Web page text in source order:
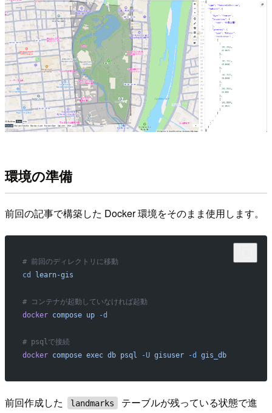
環境の準備
前回の記事で構築した Docker 環境をそのまま使用します。
# 前回のディレクトリに移動
cd
learn-gis
# コンテナが起動していなければ起動
docker compose up -d
# psqlで接続
docker compose exec db psql -U gisuser -d gis_db
前回作成した landmarks
テーブルが残っている状態で進